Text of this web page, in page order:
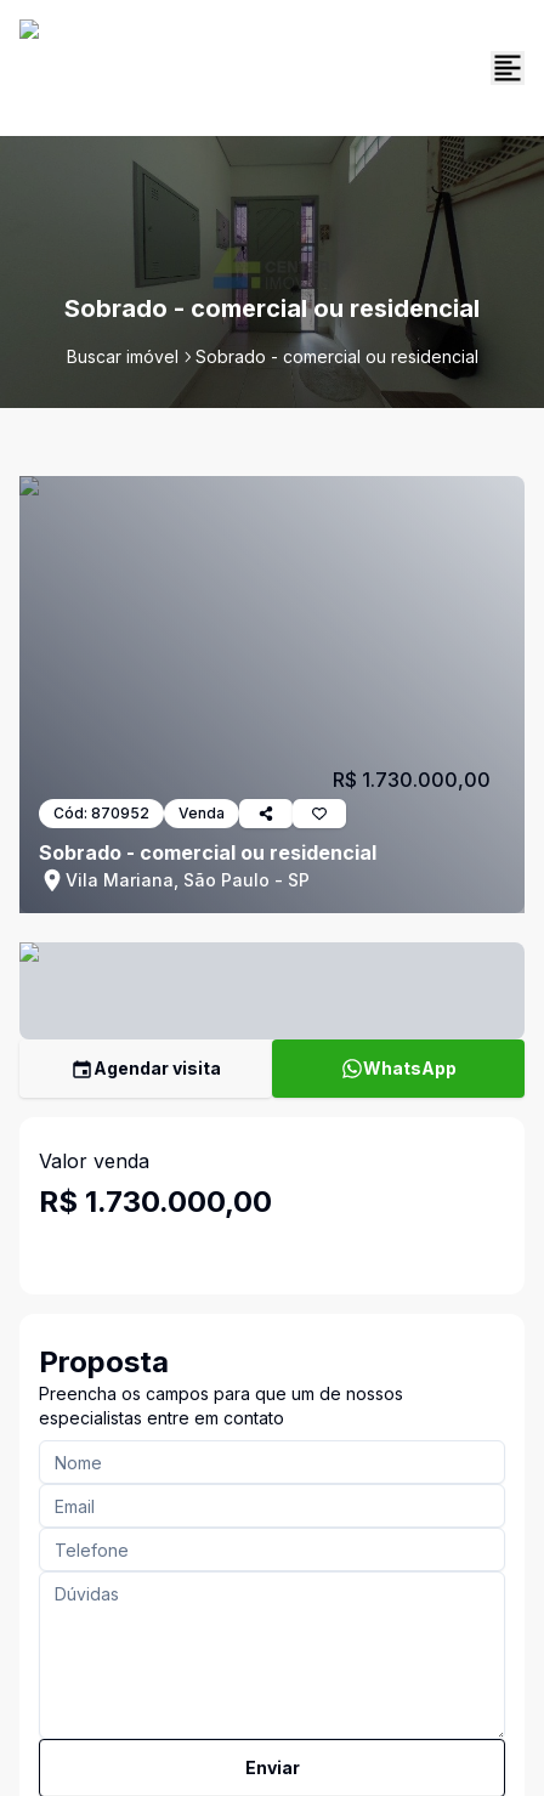
Sobrado - comercial ou residencial
Buscar imóvel Sobrado - comercial ou residencial
Cód: 870952 Venda
Sobrado - comercial ou residencial
Vila Mariana, São Paulo - SP
R$ 1.730.000,00
Agendar visita WhatsApp
Valor venda
R$ 1.730.000,00
Proposta
Preencha os campos para que um de nossos
especialistas entre em contato
Enviar